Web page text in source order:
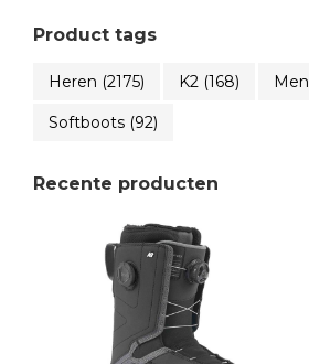
Product tags
Heren (2175) K2 (168) Men
Softboots (92)
Recente producten